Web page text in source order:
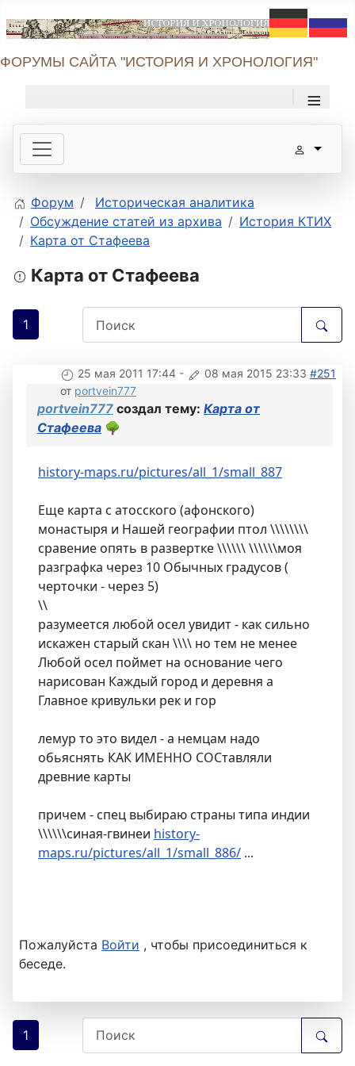
ФОРУМЫ САЙТА "ИСТОРИЯ И ХРОНОЛОГИЯ"
≡
Форум
Историческая аналитика
Обсуждение статей из архива
История КТИХ
Карта от Стафеева
Карта от Стафеева
1
25 мая 2011 17:44 - 08 мая 2015 23:33 #251
от portvein777
portvein777 создал тему: Карта от
Стафеева 🌳
history-maps.ru/pictures/all_1/small_887
Еще карта с атосского (афонского)
монастыря и Нашей географии птол \\\\\\\\
сравение опять в развертке \\\\\\ \\\\\\моя
разграфка через 10 Обычных градусов (
черточки - через 5)
\\
разумеется любой осел увидит - как сильно
искажен старый скан \\\\ но тем не менее
Любой осел поймет на основание чего
нарисован Каждый город и деревня а
Главное кривульки рек и гор
лемур то это видел - а немцам надо
обьяснять КАК ИМЕННО СОСтавляли
древние карты
причем - спец выбираю страны типа индии
\\\\\\синая-гвинеи history-
maps.ru/pictures/all_1/small_886/ ...
Пожалуйста Войти , чтобы присоединиться к
беседе.
1